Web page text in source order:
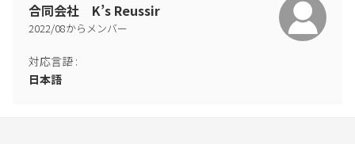
合同会社 K’s Reussir
2022/08からメンバー
対応言語 :
日本語